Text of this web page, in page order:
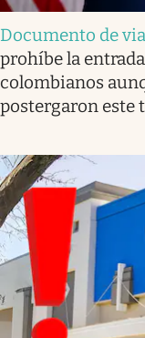
Documento de
prohíbe la
colombianos
postergaron este